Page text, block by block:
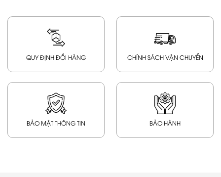
QUY ĐỊNH ĐỔI HÀNG CHÍNH SÁCH VẬN CHUYỂN
BẢO MẬT THÔNG TIN BẢO HÀNH